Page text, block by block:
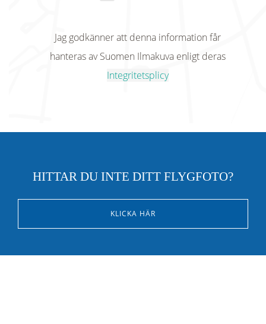
Jag godkänner att denna information får
hanteras av Suomen Ilmakuva enligt deras
Integritetsplicy
HITTAR DU INTE DITT FLYGFOTO?
KLICKA HÄR